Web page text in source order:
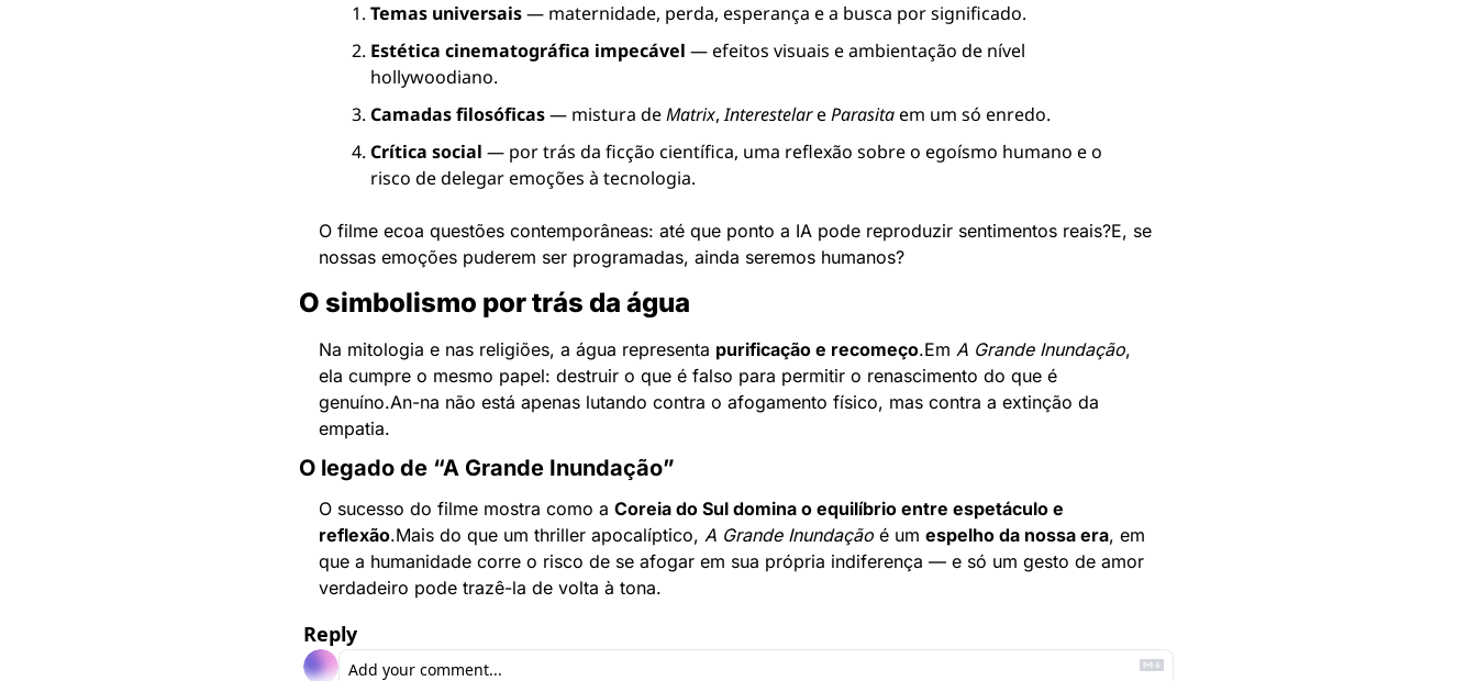
Temas universais — maternidade, perda, esperança e a busca por significado.
Estética cinematográfica impecável — efeitos visuais e ambientação de nível
hollywoodiano.
Camadas filosóficas — mistura de Matrix, Interestelar e Parasita em um só enredo.
Crítica social — por trás da ficção científica, uma reflexão sobre o egoísmo humano e o
risco de delegar emoções à tecnologia.
O filme ecoa questões contemporâneas: até que ponto a IA pode reproduzir sentimentos reais?E, se
nossas emoções puderem ser programadas, ainda seremos humanos?
O simbolismo por trás da água
Na mitologia e nas religiões, a água representa purificação e recomeço.Em A Grande Inundação,
ela cumpre o mesmo papel: destruir o que é falso para permitir o renascimento do que é
genuíno.An-na não está apenas lutando contra o afogamento físico, mas contra a extinção da
empatia.
O legado de “A Grande Inundação”
O sucesso do filme mostra como a Coreia do Sul domina o equilíbrio entre espetáculo e
reflexão.Mais do que um thriller apocalíptico, A Grande Inundação é um espelho da nossa era, em
que a humanidade corre o risco de se afogar em sua própria indiferença — e só um gesto de amor
verdadeiro pode trazê-la de volta à tona.
Reply